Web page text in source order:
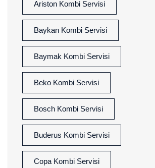
Ariston Kombi Servisi
Baykan Kombi Servisi
Baymak Kombi Servisi
Beko Kombi Servisi
Bosch Kombi Servisi
Buderus Kombi Servisi
Copa Kombi Servisi